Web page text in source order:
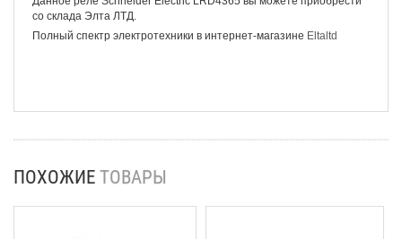
со склада Элта ЛТД.
Полный спектр электротехники в интернет-магазине Eltaltd
ПОХОЖИЕ ТОВАРЫ